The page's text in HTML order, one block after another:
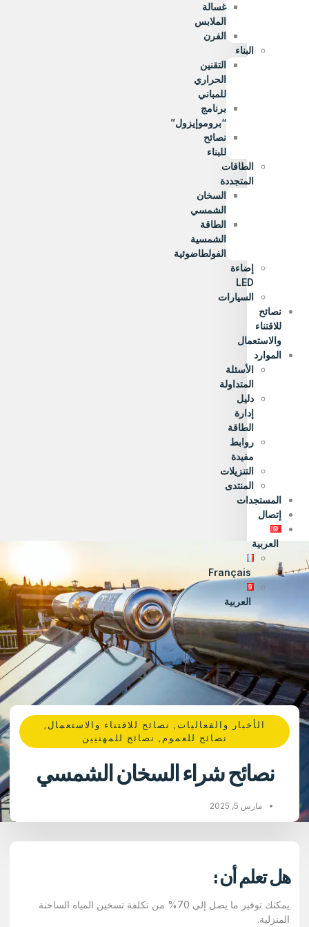
غسالة
الملابس
الفرن
البناء
التقنين
الحراري
للمباني
برنامج
“بروموإيزول”
نصائح
للبناء
الطاقات
المتجددة
السخان
الشمسي
الطاقة
الشمسية
الفولطاضوئية
إضاءة
LED
السيارات
نصائح
للاقتناء
والاستعمال
الموارد
الأسئلة
المتداولة
دليل
إدارة
الطاقة
روابط
مفيدة
التنزيلات
المنتدى
المستجدات
إتصال
العربية
Français
العربية
الأخبار والفعاليات, نصائح للاقتناء والاستعمال ,
نصائح للعموم, نصائح للمهنيين
نصائح شراء السخان الشمسي
مارس 5, 2025
هل تعلم أن:
يمكنك توفير ما يصل إلى 70% من تكلفة تسخين المياه الساخنة
المنزلية.